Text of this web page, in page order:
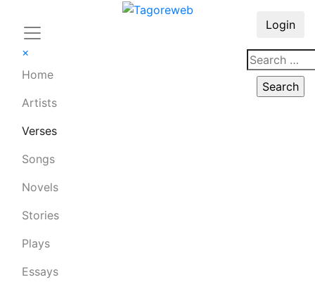
×
Home
Artists
Verses
Songs
Novels
Stories
Plays
Essays
Login